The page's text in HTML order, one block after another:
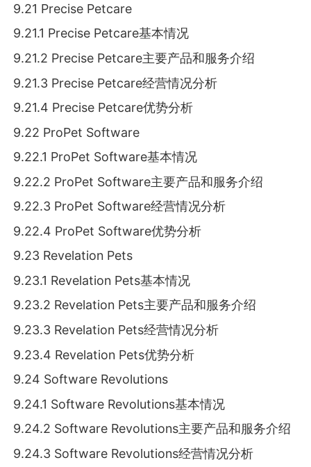
9.21 Precise Petcare
9.21.1 Precise Petcare基本情况
9.21.2 Precise Petcare主要产品和服务介绍
9.21.3 Precise Petcare经营情况分析
9.21.4 Precise Petcare优势分析
9.22 ProPet Software
9.22.1 ProPet Software基本情况
9.22.2 ProPet Software主要产品和服务介绍
9.22.3 ProPet Software经营情况分析
9.22.4 ProPet Software优势分析
9.23 Revelation Pets
9.23.1 Revelation Pets基本情况
9.23.2 Revelation Pets主要产品和服务介绍
9.23.3 Revelation Pets经营情况分析
9.23.4 Revelation Pets优势分析
9.24 Software Revolutions
9.24.1 Software Revolutions基本情况
9.24.2 Software Revolutions主要产品和服务介绍
9.24.3 Software Revolutions经营情况分析